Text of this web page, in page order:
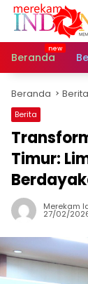
Langsung
Beranda
Beranda Berita
Berita
Timur:
Merekam
27/02/